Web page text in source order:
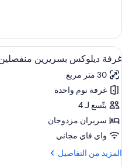
Deluxe
Double
Room
With
Window
استعراض
جميع
صور
غرفة
ديلوكس
بسريرين
منفصلين
-
بحوض
4
غرفة ديلوكس بسريرين
30 متر مربع
غرفة نوم واحدة
يتّسع لـ 4
سريران مزدوجان
واي فاي مجاني
المزيد من التفاصيل
المزيد